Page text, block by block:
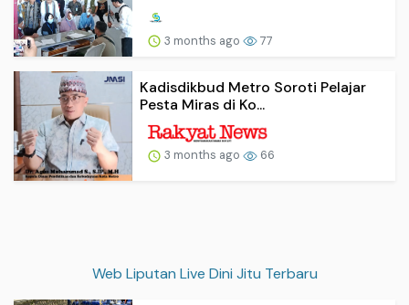
3 months ago 77
Kadisdikbud Metro Soroti Pelajar
Pesta Miras di Ko...
3 months ago 66
Web Liputan Live Dini Jitu Terbaru